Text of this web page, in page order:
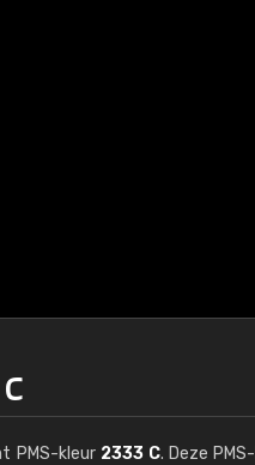
PMS-kleur 2333 C. Deze